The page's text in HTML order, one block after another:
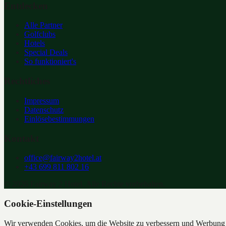
Alle Partner
Golfclubs
Hotels
Special Deals
So funktioniert's
Impressum
Datenschutz
Einlösebestimmungen
office@fairway2hotel.at
+43 699 811 802 16
Cookie-Einstellungen
Wir verwenden Cookies, um die Website zu verbessern und